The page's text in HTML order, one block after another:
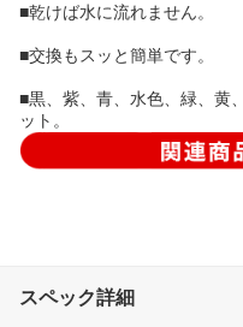
■乾けば水に流れません。
■交換もスッと簡単です。
■黒、紫、青、水色、緑、黄
ット。
スペック詳細